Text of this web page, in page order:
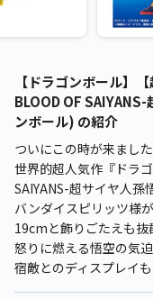
【ドラゴンボール】
BLOOD OF
ンボール) の紹介
ついにこの時が来まし
世界的超人気作『ドラ
SAIYANS-超サイヤ人孫
バンダイスピリッツ様
19cmと飾りごたえも抜
怒りに燃える悟空の気
宿敵とのディスプレイ